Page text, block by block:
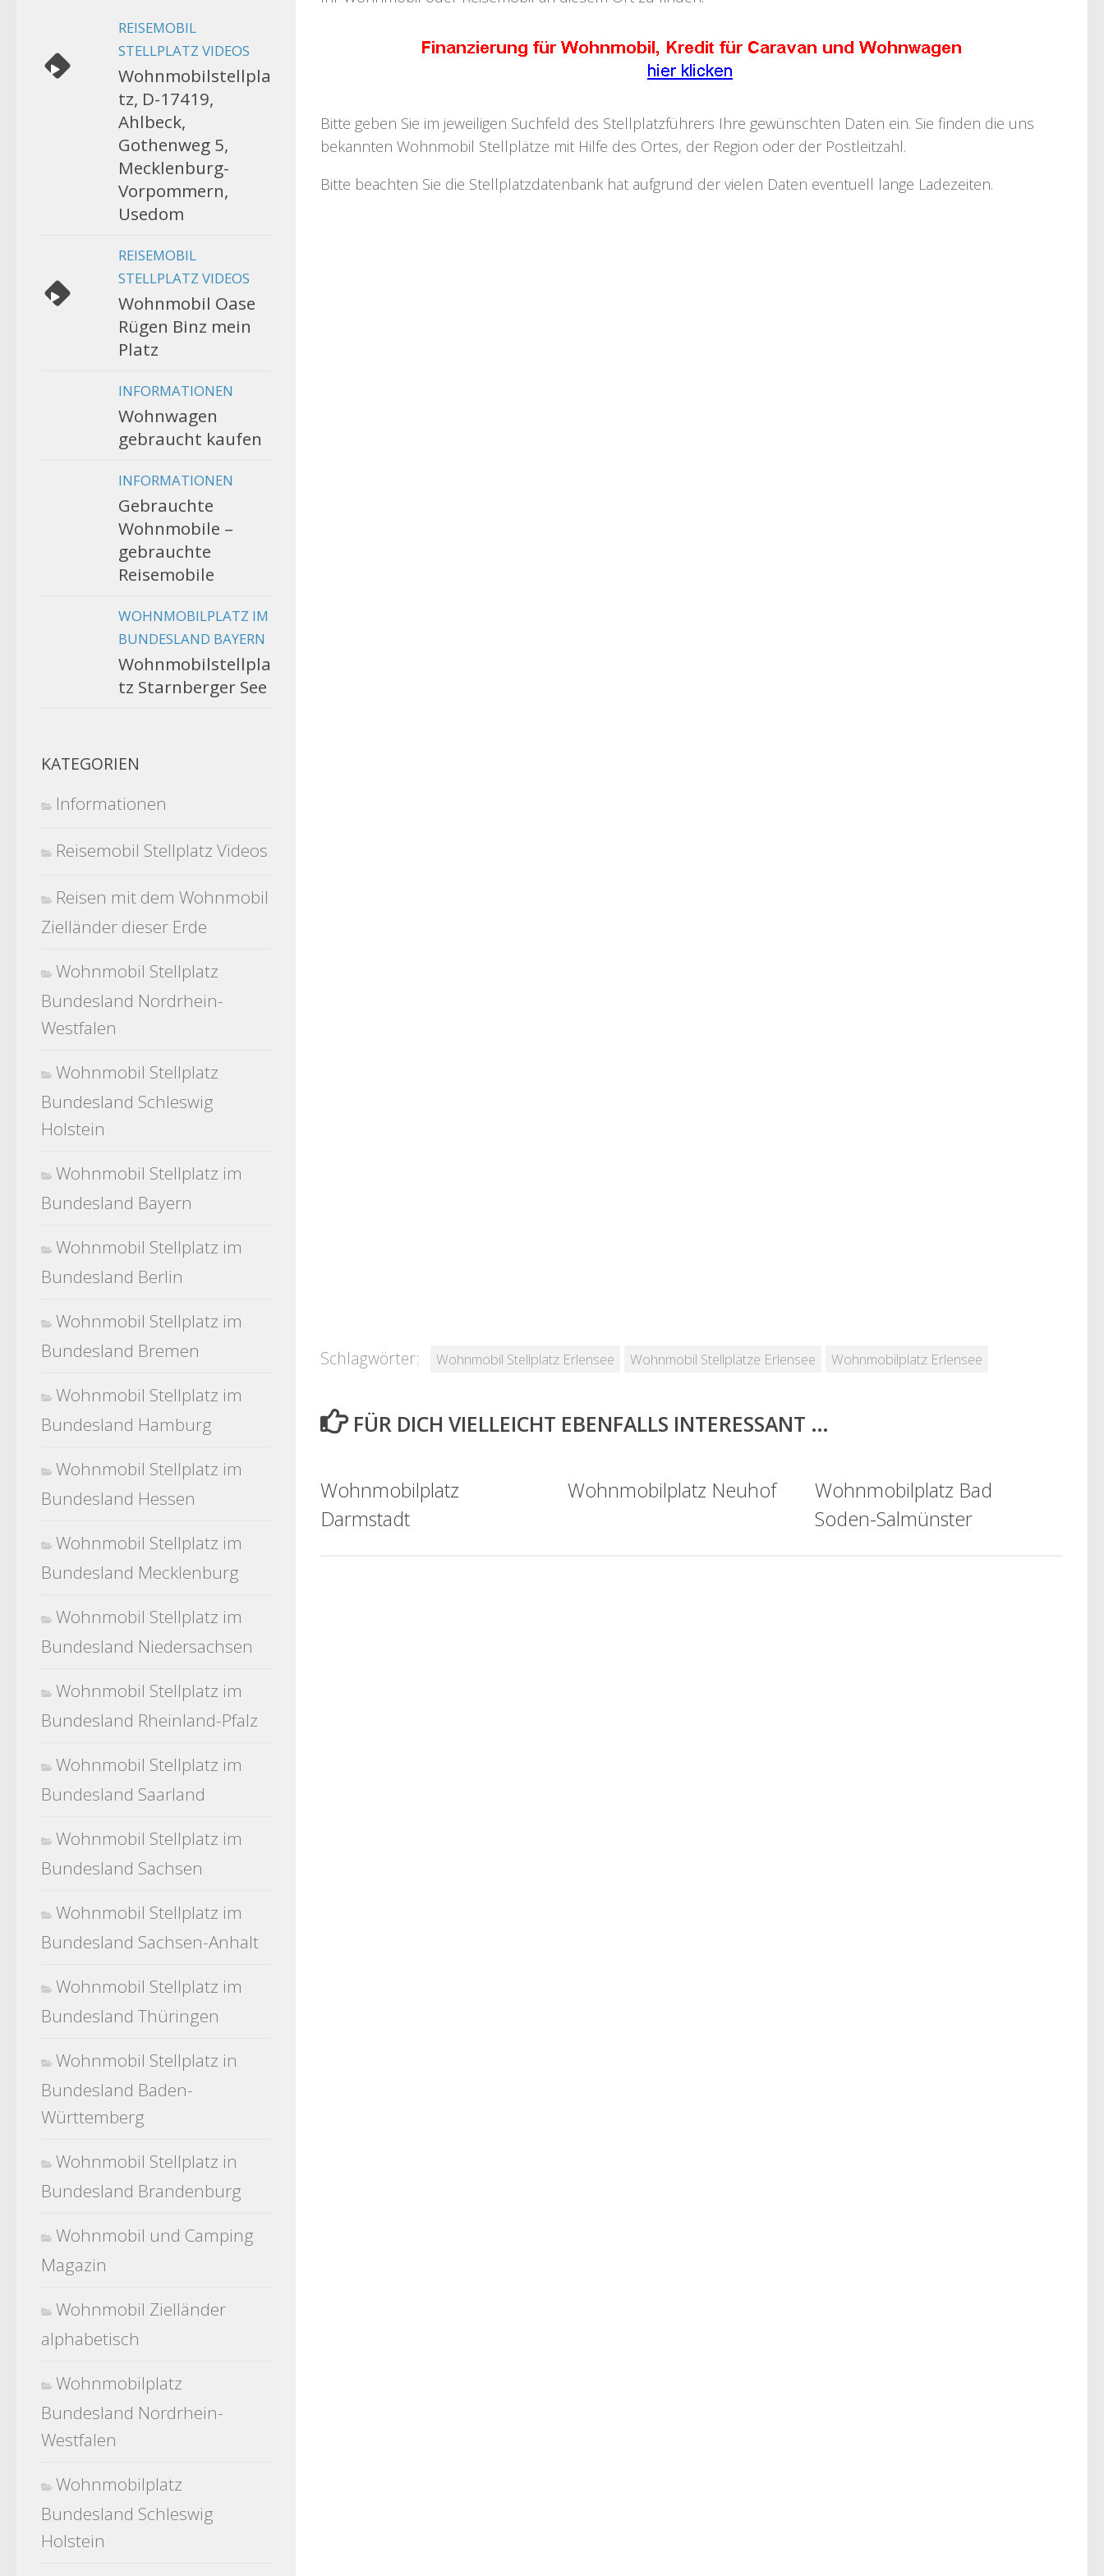
Bitte geben Sie im jeweiligen Suchfeld des Stellplatzführers Ihre gewünschten Daten ein. Sie finden die uns
bekannten Wohnmobil Stellplätze mit Hilfe des Ortes, der Region oder der Postleitzahl.
Bitte beachten Sie die Stellplatzdatenbank hat aufgrund der vielen Daten eventuell lange Ladezeiten.
Schlagwörter: Wohnmobil Stellplatz Erlensee Wohnmobil Stellplätze Erlensee Wohnmobilplatz Erlensee
FÜR DICH VIELLEICHT EBENFALLS INTERESSANT …
Wohnmobilplatz
Darmstadt
Wohnmobilplatz Neuhof
Wohnmobilplatz Bad
Soden-Salmünster
REISEMOBIL
STELLPLATZ VIDEOS
Wohnmobilstellpla
tz, D-17419,
Ahlbeck,
Gothenweg 5,
Mecklenburg-
Vorpommern,
Usedom
REISEMOBIL
STELLPLATZ VIDEOS
Wohnmobil Oase
Rügen Binz mein
Platz
INFORMATIONEN
Wohnwagen
gebraucht kaufen
INFORMATIONEN
Gebrauchte
Wohnmobile –
gebrauchte
Reisemobile
WOHNMOBILPLATZ IM
BUNDESLAND BAYERN
Wohnmobilstellpla
tz Starnberger See
KATEGORIEN
Informationen
Reisemobil Stellplatz Videos
Reisen mit dem Wohnmobil
Zielländer dieser Erde
Wohnmobil Stellplatz
Bundesland Nordrhein-
Westfalen
Wohnmobil Stellplatz
Bundesland Schleswig
Holstein
Wohnmobil Stellplatz im
Bundesland Bayern
Wohnmobil Stellplatz im
Bundesland Berlin
Wohnmobil Stellplatz im
Bundesland Bremen
Wohnmobil Stellplatz im
Bundesland Hamburg
Wohnmobil Stellplatz im
Bundesland Hessen
Wohnmobil Stellplatz im
Bundesland Mecklenburg
Wohnmobil Stellplatz im
Bundesland Niedersachsen
Wohnmobil Stellplatz im
Bundesland Rheinland-Pfalz
Wohnmobil Stellplatz im
Bundesland Saarland
Wohnmobil Stellplatz im
Bundesland Sachsen
Wohnmobil Stellplatz im
Bundesland Sachsen-Anhalt
Wohnmobil Stellplatz im
Bundesland Thüringen
Wohnmobil Stellplatz in
Bundesland Baden-
Württemberg
Wohnmobil Stellplatz in
Bundesland Brandenburg
Wohnmobil und Camping
Magazin
Wohnmobil Zielländer
alphabetisch
Wohnmobilplatz
Bundesland Nordrhein-
Westfalen
Wohnmobilplatz
Bundesland Schleswig
Holstein